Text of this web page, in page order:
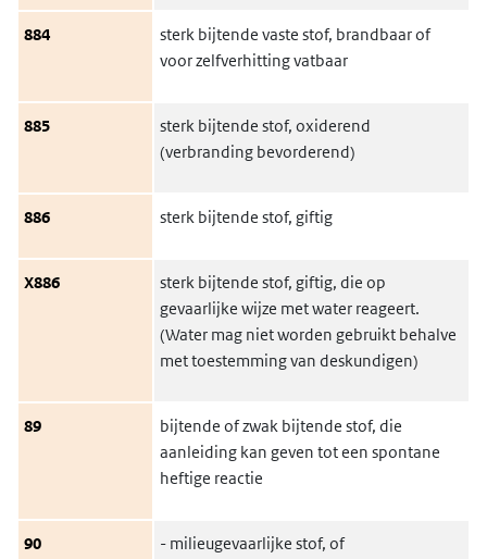
884
sterk bijtende vaste stof, brandbaar of
voor zelfverhitting vatbaar
885
sterk bijtende stof, oxiderend
(verbranding bevorderend)
886 sterk bijtende stof, giftig
X886
sterk bijtende stof, giftig, die op
gevaarlijke wijze met water reageert.
(Water mag niet worden gebruikt behalve
met toestemming van deskundigen)
89
bijtende of zwak bijtende stof, die
aanleiding kan geven tot een spontane
heftige reactie
90
- milieugevaarlijke stof, of